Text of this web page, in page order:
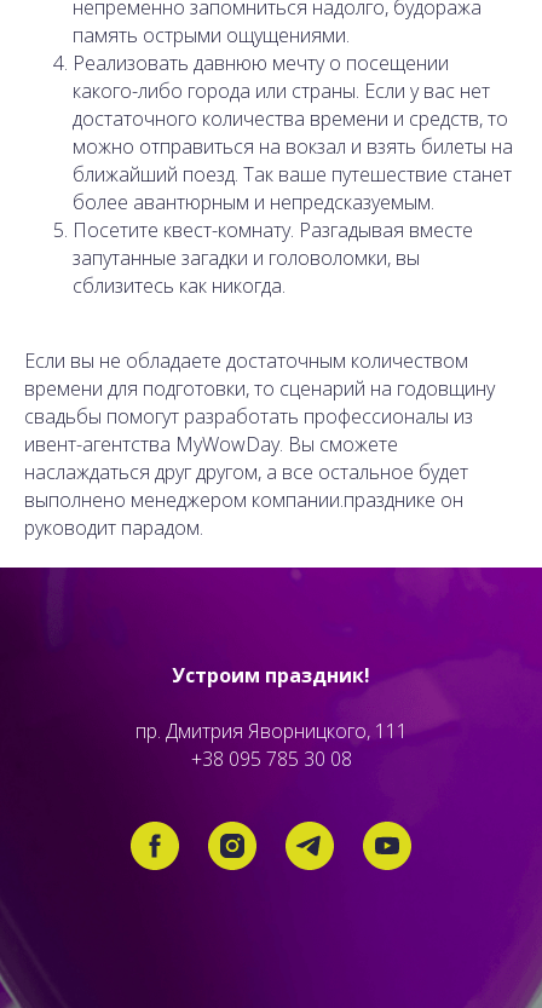
непременно запомниться надолго, будоража
память острыми ощущениями.
Реализовать давнюю мечту о посещении
какого-либо города или страны. Если у вас нет
достаточного количества времени и средств, то
можно отправиться на вокзал и взять билеты на
ближайший поезд. Так ваше путешествие станет
более авантюрным и непредсказуемым.
Посетите квест-комнату. Разгадывая вместе
запутанные загадки и головоломки, вы
сблизитесь как никогда.
Если вы не обладаете достаточным количеством
времени для подготовки, то сценарий на годовщину
свадьбы помогут разработать профессионалы из
ивент-агентства MyWowDay. Вы сможете
наслаждаться друг другом, а все остальное будет
выполнено менеджером компании.празднике он
руководит парадом.
Устроим праздник!
пр. Дмитрия Яворницкого, 111
+38 095 785 30 08